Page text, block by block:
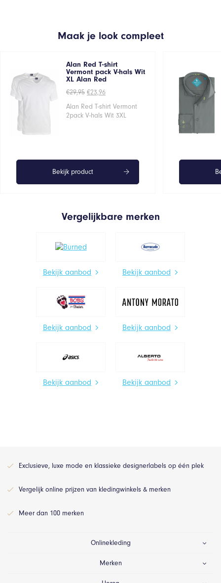
Maak je look compleet
Alan Red T-shirt
Vermont pack V-hals Wit
XL Alan Red
€29,95 Oorspronkelijke
was:
€29,95.
€23,96Huidige
is:
€23,96.
Alan Red T-shirt Vermont
2pack V-hals Wit 3XL
Bekijk product
Vergelijkbare merken
Bekijk aanbod Bekijk aanbod
Bekijk aanbod Bekijk aanbod
Bekijk aanbod Bekijk aanbod
Exclusieve, luxe mode en klassieke designerlabels op één plek
Vergelijk online prijzen van kledingwinkels & merken
Meer dan 100 merken
Onlinekleding
Merken